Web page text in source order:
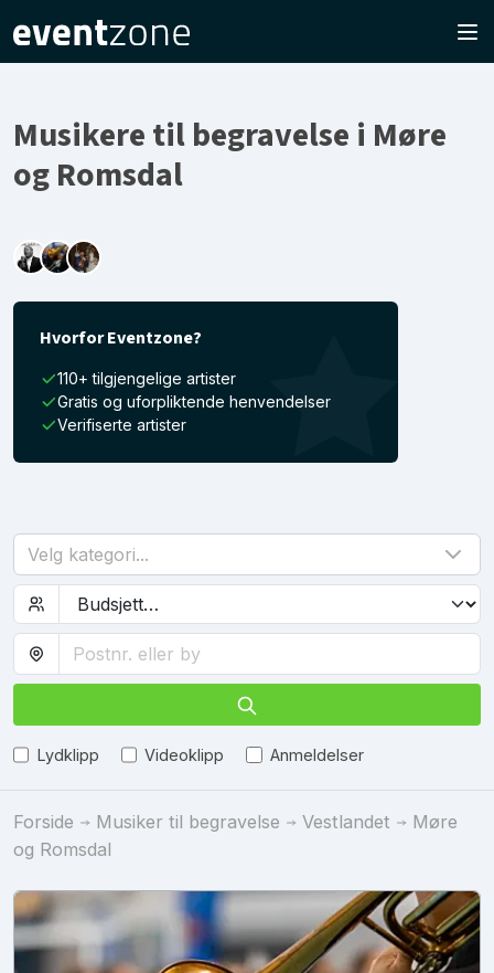
Musikere til begravelse i Møre
og Romsdal
Hvorfor Eventzone?
110+ tilgjengelige artister
Gratis og uforpliktende henvendelser
Verifiserte artister
Velg kategori...
Lydklipp Videoklipp Anmeldelser
Forside Musiker til begravelse Vestlandet
Møre
og Romsdal